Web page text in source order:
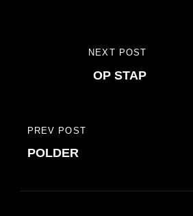
navigatie
PREVIOUS
POST
PREV POST
POLDER
NEXT POST
OP STAP